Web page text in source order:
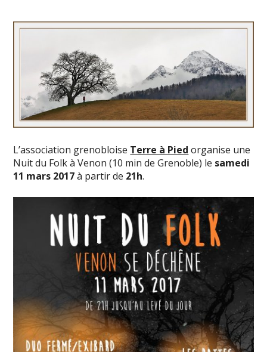
L’association grenobloise Terre à Pied organise une
Nuit du Folk à Venon (10 min de Grenoble) le samedi
11 mars 2017à partir de 21h.